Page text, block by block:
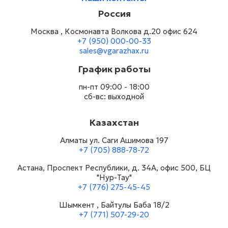
Россия
Москва , Космонавта Волкова д.20 офис 624
+7 (950) 000-00-33
sales@vgarazhax.ru
График работы
пн-пт 09:00 - 18:00
сб-вс: выходной
Казахстан
Алматы ул. Саги Ашимова 197
+7 (705) 888-78-72
Астана, Проспект Республики, д. 34А​, офис 500, БЦ
"Нур-Тау"
+7 (776) 275-45-45
Шымкент , Байтулы Баба 18/2
+7 (771) 507-29-20